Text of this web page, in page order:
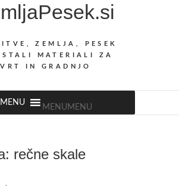
ZEMLJA, PESEK
MATERIALI ZA
VRT IN GRADNJO
MENU MENU
rečne skale